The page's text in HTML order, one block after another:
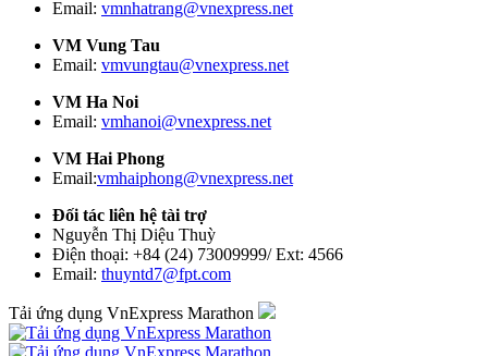
Email: vmnhatrang@vnexpress.net
VM Vung Tau
Email: vmvungtau@vnexpress.net
VM Ha Noi
Email: vmhanoi@vnexpress.net
VM Hai Phong
Email:vmhaiphong@vnexpress.net
Đối tác liên hệ tài trợ
Nguyễn Thị Diệu Thuỳ
Điện thoại: +84 (24) 73009999/ Ext: 4566
Email: thuyntd7@fpt.com
Tải ứng dụng VnExpress Marathon